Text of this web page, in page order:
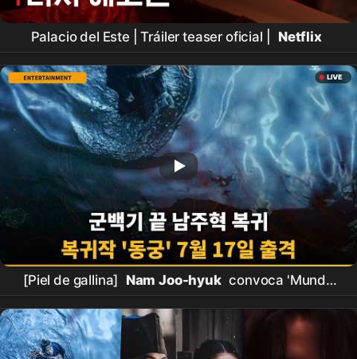
Palacio del Este | Tráiler teaser oficial | Netflix
[Piel de gallina] Nam Joo-hyuk convoca 'Mundo
de los oídos'... Su proyecto de regreso tras el alta
militar es 'legendario'.